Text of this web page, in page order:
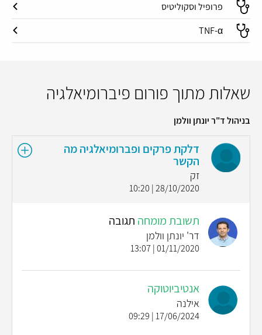
פרופיל וסקוליטיס
TNF-α
שאלות מתוך פורום פיברומיאלגיה
בניהול ד"ר יונתן וולמן
דלקת פרקים ופברומיאלגיה מה
הקשר
זק
28/10/2020 | 10:20
תשובת מומחה תגובה
דר' יונתן וולמן
01/11/2020 | 13:07
אנטיביוטוקה
אילנה
17/06/2024 | 09:29